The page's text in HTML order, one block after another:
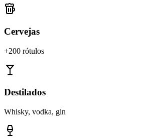
Cervejas
+200 rótulos
Destilados
Whisky, vodka, gin